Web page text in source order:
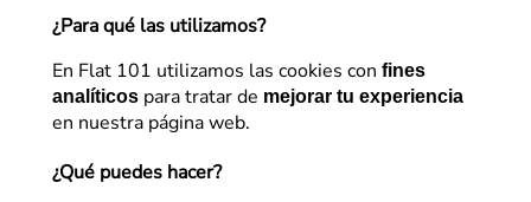
¿Para qué las utilizamos?
En Flat 101 utilizamos las cookies con fines
analíticos para tratar de mejorar tu experiencia
en nuestra página web.
¿Qué puedes hacer?